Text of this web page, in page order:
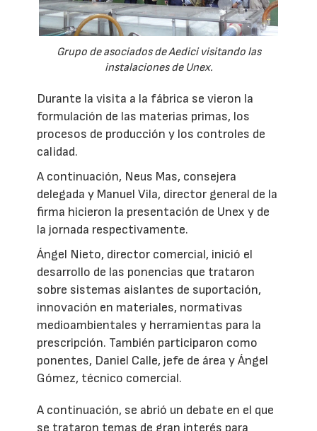
Grupo de asociados de Aedici visitando las
instalaciones de Unex.
Durante la visita a la fábrica se vieron la
formulación de las materias primas, los
procesos de producción y los controles de
calidad.
A continuación, Neus Mas, consejera
delegada y Manuel Vila, director general de la
firma hicieron la presentación de Unex y de
la jornada respectivamente.
Ángel Nieto, director comercial, inició el
desarrollo de las ponencias que trataron
sobre sistemas aislantes de suportación,
innovación en materiales, normativas
medioambientales y herramientas para la
prescripción. También participaron como
ponentes, Daniel Calle, jefe de área y Ángel
Gómez, técnico comercial.
A continuación, se abrió un debate en el que
se trataron temas de gran interés para